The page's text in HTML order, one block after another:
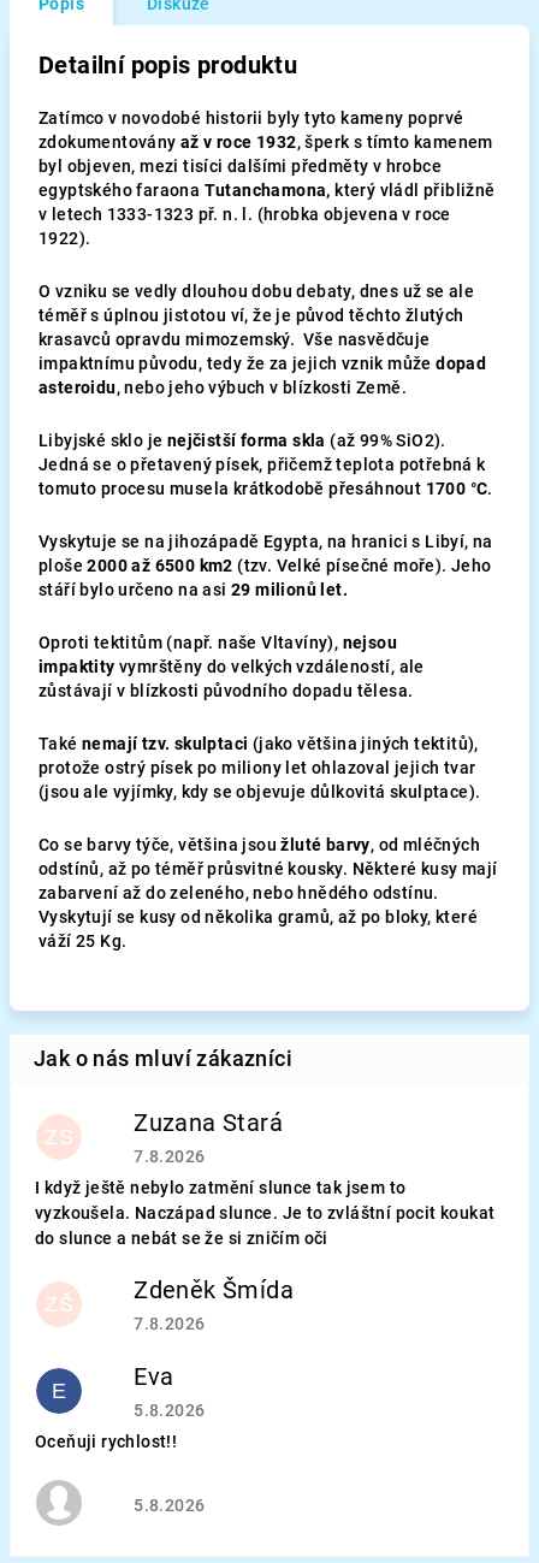
Detailní popis produktu
Zatímco v novodobé historii byly tyto kameny poprvé
zdokumentovány až v roce 1932, šperk s tímto kamenem
byl objeven, mezi tisíci dalšími předměty v hrobce
egyptského faraona Tutanchamona, který vládl přibližně
v letech 1333-1323 př. n. l. (hrobka objevena v roce
1922).
O vzniku se vedly dlouhou dobu debaty, dnes už se ale
téměř s úplnou jistotou ví, že je původ těchto žlutých
krasavců opravdu mimozemský. Vše nasvědčuje
impaktnímu původu, tedy že za jejich vznik může dopad
asteroidu, nebo jeho výbuch v blízkosti Země.
Libyjské sklo je nejčistší forma skla (až 99% SiO2).
Jedná se o přetavený písek, přičemž teplota potřebná k
tomuto procesu musela krátkodobě přesáhnout 1700 °C.
Vyskytuje se na jihozápadě Egypta, na hranici s Libyí, na
ploše 2000 až 6500 km2 (tzv. Velké písečné moře). Jeho
stáří bylo určeno na asi 29 milionů let.
Oproti tektitům (např. naše Vltavíny), nejsou
impaktity vymrštěny do velkých vzdáleností, ale
zůstávají v blízkosti původního dopadu tělesa.
Také nemají tzv. skulptaci (jako většina jiných tektitů),
protože ostrý písek po miliony let ohlazoval jejich tvar
(jsou ale vyjímky, kdy se objevuje důlkovitá skulptace).
Co se barvy týče, většina jsou žluté barvy, od mléčných
odstínů, až po téměř průsvitné kousky. Některé kusy mají
zabarvení až do zeleného, nebo hnědého odstínu.
Vyskytují se kusy od několika gramů, až po bloky, které
váží 25 Kg.
ZS Zuzana Stará
Hodnocení obchodu je 5 z 5 hvězdiček.
7.8.2026
I když ještě nebylo zatmění slunce tak jsem to
vyzkoušela. Naczápad slunce. Je to zvláštní pocit koukat
do slunce a nebát se že si zničím oči
ZŠ Zdeněk Šmída
Hodnocení obchodu je 5 z 5 hvězdiček.
7.8.2026
E Eva
Hodnocení obchodu je 5 z 5 hvězdiček.
5.8.2026
Oceňuji rychlost!!
Hodnocení obchodu je 5 z 5 hvězdiček.
5.8.2026